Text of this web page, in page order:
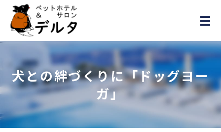
メ
犬との絆づくりに「ドッグヨー
ガ」